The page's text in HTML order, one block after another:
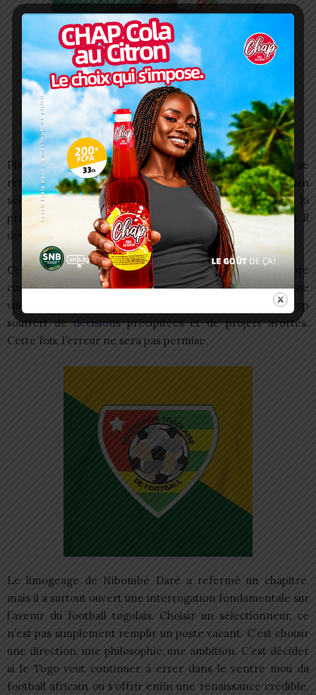
Plus que jamais, la Fédération Togolaise de Football se
retrouve au centre du jeu. Le choix du prochain
sélectionneur ne devra pas être dicté par l’émotion, la
pression populaire ou des considérations extra-sportives. Il
devra s’inscrire dans un projet clair, lisible et assumé.
Cela suppose une gouvernance apaisée, une meilleure
coordination avec le ministère des Sports, et surtout une
vision à moyen et long terme. Le football togolais a trop
souffert dedécisionsprécipitées et de projets avortés.
Cette fois, l’erreur ne sera pas permise.
Le limogeage de Nibombé Daré a refermé un chapitre,
mais il a surtout ouvert une interrogation fondamentale sur
l’avenir du football togolais. Choisir un sélectionneur, ce
n’est pas simplement remplir un poste vacant. C’est choisir
une direction, une philosophie, une ambition. C’est décider
si le Togo veut continuer à errer dans le ventre mou du
football africain ou s’offrir enfin une renaissance crédible.